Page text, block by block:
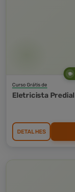
Curso Grátis de
Eletricista
DETALHES